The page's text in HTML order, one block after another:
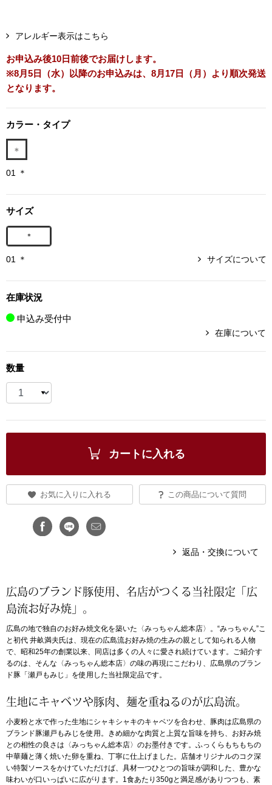
BOGARD 最新号はこちら
ランド
集
タログ
／チュニック
ダーウェア
アクセサリー
ン雑貨
デニム
ルームウェア
その他
クラッチバッグ
その他
スリップオン
レースアップ
アレルギー表示はこちら
お申込み後10日前後でお届けします。
※8月5日（水）以降のお申込みは、8月17日（月）より順次発送
となります。
カラー・タイプ
01 ＊
サイズ
＊
01 ＊ サイズについて
在庫状況
申込み受付中
在庫について
数量
カートに入れる
お気に入りに入れる この商品について質問
返品・交換について
広島のブランド豚使用、名店がつくる当社限定「広
島流お好み焼」。
広島の地で独自のお好み焼文化を築いた〈みっちゃん総本店〉。“みっちゃん”こ
と初代 井畝満夫氏は、現在の広島流お好み焼の生みの親として知られる人物
で、昭和25年の創業以来、同店は多くの人々に愛され続けています。ご紹介す
るのは、そんな〈みっちゃん総本店〉の味の再現にこだわり、広島県のブラン
ド豚「瀬戸もみじ」を使用した当社限定品です。
生地にキャベツや豚肉、麺を重ねるのが広島流。
小麦粉と水で作った生地にシャキシャキのキャベツを合わせ、豚肉は広島県の
ブランド豚瀬戸もみじを使用。きめ細かな肉質と上質な旨味を持ち、お好み焼
との相性の良さは〈みっちゃん総本店〉のお墨付きです。ふっくらもちもちの
中華麺と薄く焼いた卵を重ね、丁寧に仕上げました。店舗オリジナルのコク深
い特製ソースをかけていただけば、具材一つひとつの旨味が調和した、豊かな
味わいが口いっぱいに広がります。1食あたり350gと満足感がありつつも、素